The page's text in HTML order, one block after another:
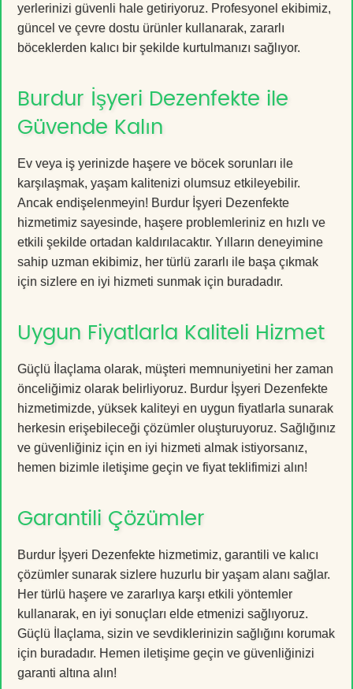
yerlerinizi güvenli hale getiriyoruz. Profesyonel ekibimiz,
güncel ve çevre dostu ürünler kullanarak, zararlı
böceklerden kalıcı bir şekilde kurtulmanızı sağlıyor.
Burdur İşyeri Dezenfekte ile
Güvende Kalın
Ev veya iş yerinizde haşere ve böcek sorunları ile
karşılaşmak, yaşam kalitenizi olumsuz etkileyebilir.
Ancak endişelenmeyin! Burdur İşyeri Dezenfekte
hizmetimiz sayesinde, haşere problemleriniz en hızlı ve
etkili şekilde ortadan kaldırılacaktır. Yılların deneyimine
sahip uzman ekibimiz, her türlü zararlı ile başa çıkmak
için sizlere en iyi hizmeti sunmak için buradadır.
Uygun Fiyatlarla Kaliteli Hizmet
Güçlü İlaçlama olarak, müşteri memnuniyetini her zaman
önceliğimiz olarak belirliyoruz. Burdur İşyeri Dezenfekte
hizmetimizde, yüksek kaliteyi en uygun fiyatlarla sunarak
herkesin erişebileceği çözümler oluşturuyoruz. Sağlığınız
ve güvenliğiniz için en iyi hizmeti almak istiyorsanız,
hemen bizimle iletişime geçin ve fiyat teklifimizi alın!
Garantili Çözümler
Burdur İşyeri Dezenfekte hizmetimiz, garantili ve kalıcı
çözümler sunarak sizlere huzurlu bir yaşam alanı sağlar.
Her türlü haşere ve zararlıya karşı etkili yöntemler
kullanarak, en iyi sonuçları elde etmenizi sağlıyoruz.
Güçlü İlaçlama, sizin ve sevdiklerinizin sağlığını korumak
için buradadır. Hemen iletişime geçin ve güvenliğinizi
garanti altına alın!